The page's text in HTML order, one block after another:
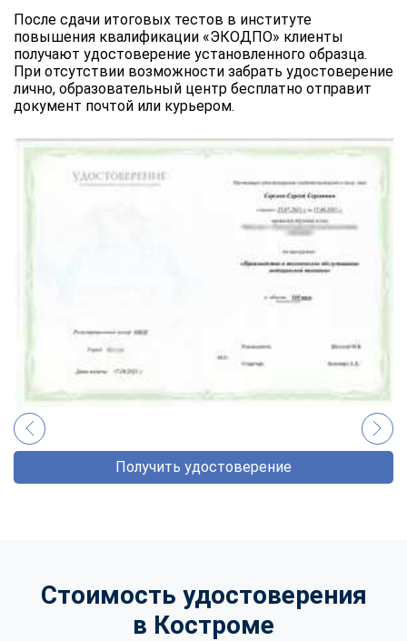
После сдачи итоговых тестов в институте
повышения квалификации «ЭКОДПО» клиенты
получают удостоверение установленного образца.
При отсутствии возможности забрать удостоверение
лично, образовательный центр бесплатно отправит
документ почтой или курьером.
Получить удостоверение
Стоимость удостоверения
в Костроме